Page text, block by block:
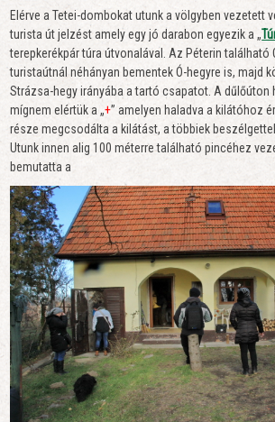
Elérve a Tetei-dombokat utunk a völgyben vezetett
turista út jelzést amely egy jó darabon egyezik a „
terepkerékpár túra útvonalával. Az Péterin található
turistaútnál néhányan bementek Ó-hegyre is, majd
Strázsa-hegy irányába a tartó csapatot. A dűlőúton
mígnem elértük a „+” amelyen haladva a kilátóhoz
része megcsodálta a kilátást, a többiek
Utunk innen alig 100 méterre található pincéhez
bemutatta a